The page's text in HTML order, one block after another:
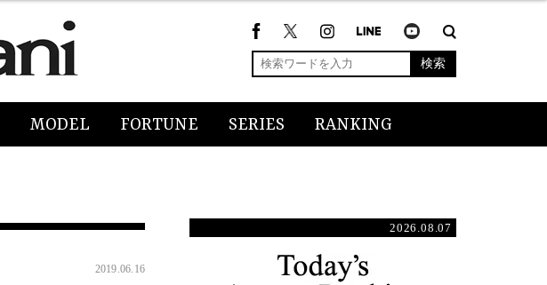
検索
MODEL FORTUNE SERIES RANKING
2019.06.16
2026.08.07